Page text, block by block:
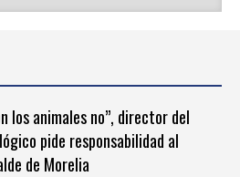
los animales no”, director del
pide responsabilidad al
de Morelia